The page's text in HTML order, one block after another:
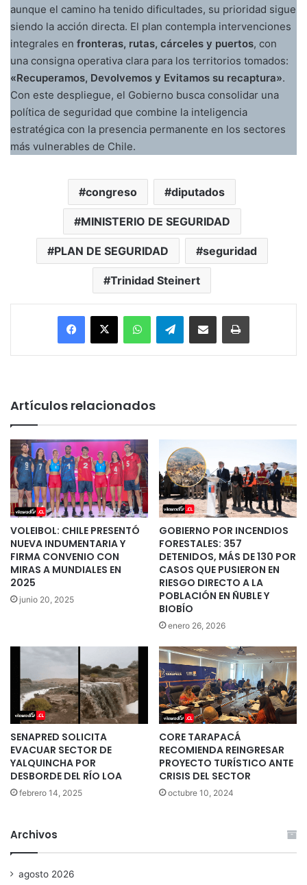
aunque el camino ha tenido dificultades, su prioridad sigue
siendo la acción directa. El plan contempla intervenciones
integrales en fronteras, rutas, cárceles y puertos, con
una consigna operativa clara para los territorios tomados:
«Recuperamos, Devolvemos y Evitamos su recaptura».
Con este despliegue, el Gobierno busca consolidar una
política de seguridad que combine la inteligencia
estratégica con la presencia permanente en los sectores
más vulnerables de Chile.
congreso diputados
MINISTERIO DE SEGURIDAD
PLAN DE SEGURIDAD seguridad
Trinidad Steinert
Facebook
X WhatsAppTelegramEnviar vía email Imprimir
Artículos relacionados
VOLEIBOL: CHILE PRESENTÓ
NUEVA INDUMENTARIA Y
FIRMA CONVENIO CON
MIRAS A MUNDIALES EN
2025
junio 20, 2025
GOBIERNO POR INCENDIOS
FORESTALES: 357
DETENIDOS, MÁS DE 130 POR
CASOS QUE PUSIERON EN
RIESGO DIRECTO A LA
POBLACIÓN EN ÑUBLE Y
BIOBÍO
enero 26, 2026
SENAPRED SOLICITA
EVACUAR SECTOR DE
YALQUINCHA POR
DESBORDE DEL RÍO LOA
febrero 14, 2025
CORE TARAPACÁ
RECOMIENDA REINGRESAR
PROYECTO TURÍSTICO ANTE
CRISIS DEL SECTOR
octubre 10, 2024
Archivos
agosto 2026